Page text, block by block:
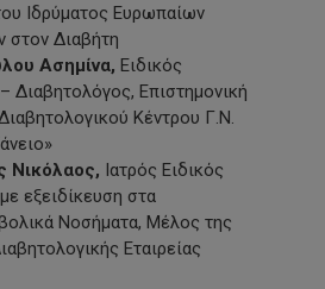
Ιδρύματος Ευρωπαίων
στον Διαβήτη
Ασημίνα, Ειδικός
Διαβητολόγος, Επιστημονική
Κέντρου Γ.Ν.
Νικόλαος, Ιατρός Ειδικός
εξειδίκευση στα
Νοσήματα, Μέλος της
Εταιρείας